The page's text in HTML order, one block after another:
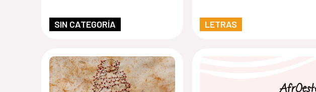
SIN CATEGORÍA LETRAS